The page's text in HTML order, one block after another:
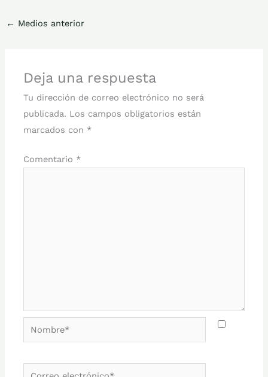
← Medios anterior
Deja una respuesta
Tu dirección de correo electrónico no será
publicada. Los campos obligatorios están
marcados con *
Comentario *
Nombre*
Correo